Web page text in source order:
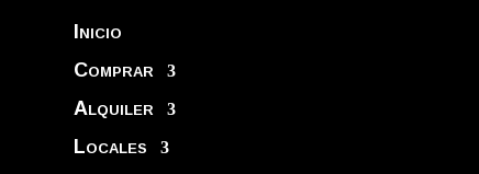
Inicio
Comprar
Alquiler
Locales